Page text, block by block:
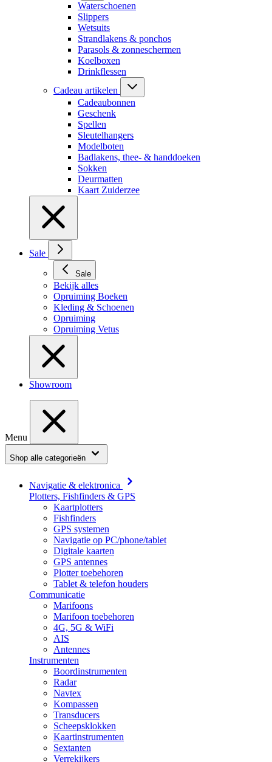
Waterschoenen
Slippers
Wetsuits
Strandlakens & ponchos
Parasols & zonneschermen
Koelboxen
Drinkflessen
Cadeau artikelen
Cadeaubonnen
Geschenk
Spellen
Sleutelhangers
Modelboten
Badlakens, thee- & handdoeken
Sokken
Deurmatten
Kaart Zuiderzee
Sale
Sale
Bekijk alles
Opruiming Boeken
Kleding & Schoenen
Opruiming
Opruiming Vetus
Showroom
Menu
Shop alle categorieën
Navigatie & elektronica
Plotters, Fishfinders & GPS
Kaartplotters
Fishfinders
GPS systemen
Navigatie op PC/phone/tablet
Digitale kaarten
GPS antennes
Plotter toebehoren
Tablet & telefon houders
Communicatie
Marifoons
Marifoon toebehoren
4G, 5G & WiFi
AIS
Antennes
Instrumenten
Boordinstrumenten
Radar
Navtex
Kompassen
Transducers
Scheepsklokken
Kaartinstrumenten
Sextanten
Verrekijkers